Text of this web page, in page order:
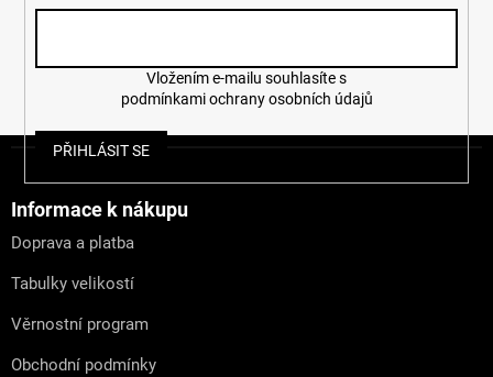
p
u
podmínkami ochrany osobních údajů
PŘIHLÁSIT SE
Informace k nákupu
Doprava a platba
Tabulky velikostí
Věrnostní program
Obchodní podmínky